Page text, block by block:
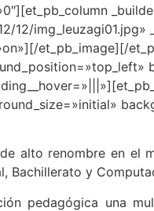
img_leuzagi01.jpg»
et_pb_image][/
alto renombre en el
Bachillerato y
pedagógica una